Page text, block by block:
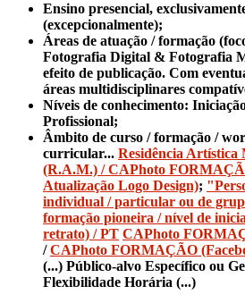
Ensino presencial,
(excepcionalmente);
Áreas de atuação / formação
Fotografia Digital & Fotografia
efeito de publicação. Com
áreas multidisciplinares
Níveis de conhecimento:
Profissional;
Âmbito de curso / formação /
curricular... Residência
(R.A.M.) / CAPhoto
Atualização Logo Design);
individual / particular ou de
formação pioneira / nível de
retrato) / PT CAPhoto
/CAPhoto FORMAÇÃO
(...) Público-alvo Específico ou
Flexibilidade Horária (...)